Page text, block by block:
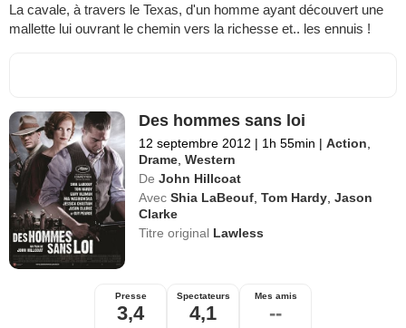
La cavale, à travers le Texas, d'un homme ayant découvert une
mallette lui ouvrant le chemin vers la richesse et.. les ennuis !
Des hommes sans loi
12 septembre 2012 | 1h 55min | Action
Drame ,Western
De John Hillcoat
Avec Shia LaBeouf ,Tom Hardy ,Jason
Clarke
Titre original Lawless
Presse
3,4
Spectateurs
4,1
Mes amis
--